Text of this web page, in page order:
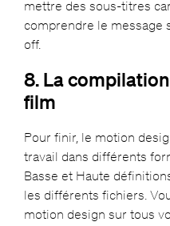
mettre des sous-titres
comprendre le message
off.
8. La
film
Pour finir, le motion
travail dans différents
Basse et Haute
les différents fichiers.
motion design sur tous